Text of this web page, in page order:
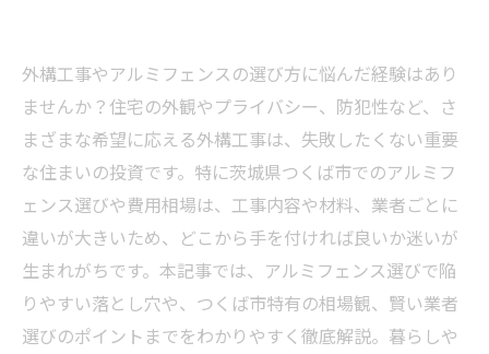
外構工事やアルミフェンスの選び方に悩んだ経験はあり
ませんか？住宅の外観やプライバシー、防犯性など、さ
まざまな希望に応える外構工事は、失敗したくない重要
な住まいの投資です。特に茨城県つくば市でのアルミフ
ェンス選びや費用相場は、工事内容や材料、業者ごとに
違いが大きいため、どこから手を付ければ良いか迷いが
生まれがちです。本記事では、アルミフェンス選びで陥
りやすい落とし穴や、つくば市特有の相場観、賢い業者
選びのポイントまでをわかりやすく徹底解説。暮らしや